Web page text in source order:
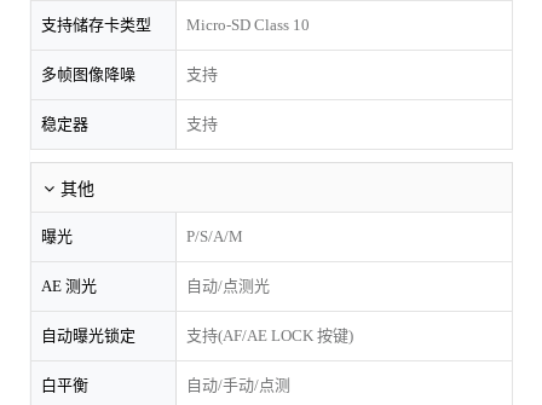
支持储存卡类型 Micro-SD Class 10
多帧图像降噪 支持
稳定器 支持
其他
曝光 P/S/A/M
AE 测光 自动/点测光
自动曝光锁定 支持(AF/AE LOCK 按键)
白平衡 自动/手动/点测